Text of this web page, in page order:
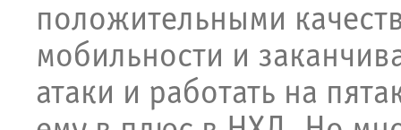
положительными
мобильности и
атаки и работать на